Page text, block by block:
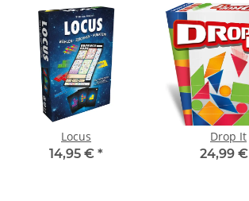
Locus
14,95 € *
Drop It
24,99 €